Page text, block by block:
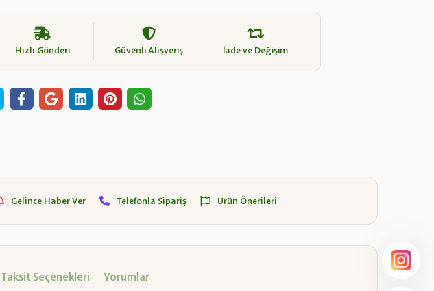
Hızlı Gönderi Güvenli Alışveriş İade ve Değişim
Gelince Haber Ver Telefonla Sipariş Ürün Önerileri
Taksit Seçenekleri Yorumlar